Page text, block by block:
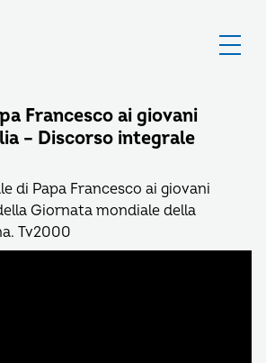
Francesco ai giovani
– Discorso integrale
di Papa Francesco ai giovani
Giornata mondiale della
Tv2000